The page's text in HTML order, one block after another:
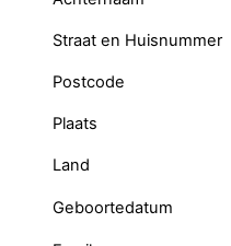
Straat en Huisnummer
Postcode
Plaats
Land
Geboortedatum